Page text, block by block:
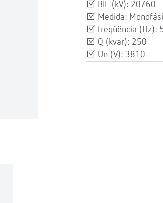
BIL (kV): 20/60
Medida:
freqüência (Hz):
Q (kvar): 250
Un (V): 3810